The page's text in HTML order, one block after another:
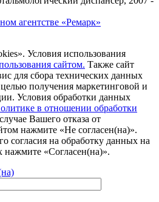
агентстве «Ремарк»
Условия использования
сайтом. Также сайт
для сбора технических данных
целью получения маркетинговой и
Условия обработки данных
в отношении обработки
Вашего отказа от
нажмите «Не согласен(на)».
согласия на обработку данных на
«Согласен(на)».